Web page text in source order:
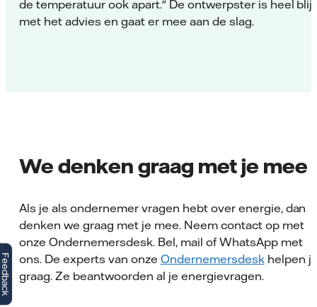
de temperatuur ook apart." De ontwerpster is heel blij
met het advies en gaat er mee aan de slag.
We denken graag met je mee
Als je als ondernemer vragen hebt over energie, dan
denken we graag met je mee. Neem contact op met
onze Ondernemersdesk. Bel, mail of WhatsApp met
ons. De experts van onze Ondernemersdeskhelpen
graag. Ze beantwoorden al je energievragen.
Feedback